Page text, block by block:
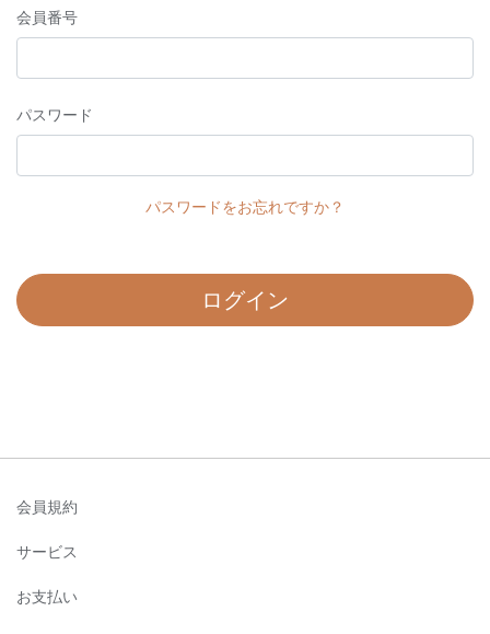
会員番号
パスワード
パスワードをお忘れですか？
ログイン
会員規約
サービス
お支払い